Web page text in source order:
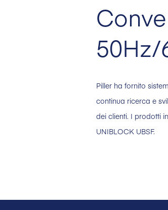
50Hz/
Piller ha fornito
continua ricerca e
dei clienti. I prodotti
UNIBLOCK UBSF.